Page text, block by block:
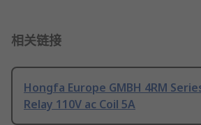
相关链接
Hongfa Europe GMBH 4RM
Relay 110V ac Coil 5A